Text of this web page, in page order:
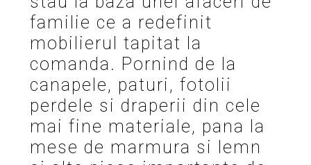
familie ce a redefinit
mobilierul tapitat la
comanda. Pornind de la
canapele, paturi, fotolii
perdele si draperii din cele
mai fine materiale, pana la
mese de marmura si lemn